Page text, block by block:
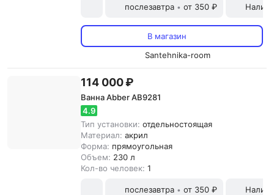
послезавтра • от 350 ₽
В магазин
Santehnika-room
114 000 ₽
Ванна Abber AB9281
4.9
Тип установки: отдельностоящая
Материал: акрил
Форма: прямоугольная
Объем: 230 л
Кол-во человек: 1
послезавтра • от 350 ₽